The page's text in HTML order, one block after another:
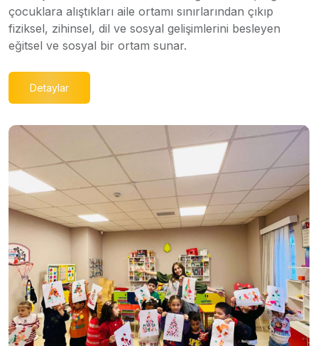
çocuklara alıştıkları aile ortamı sınırlarından çıkıp
fiziksel, zihinsel, dil ve sosyal gelişimlerini besleyen
eğitsel ve sosyal bir ortam sunar.
Detaylar